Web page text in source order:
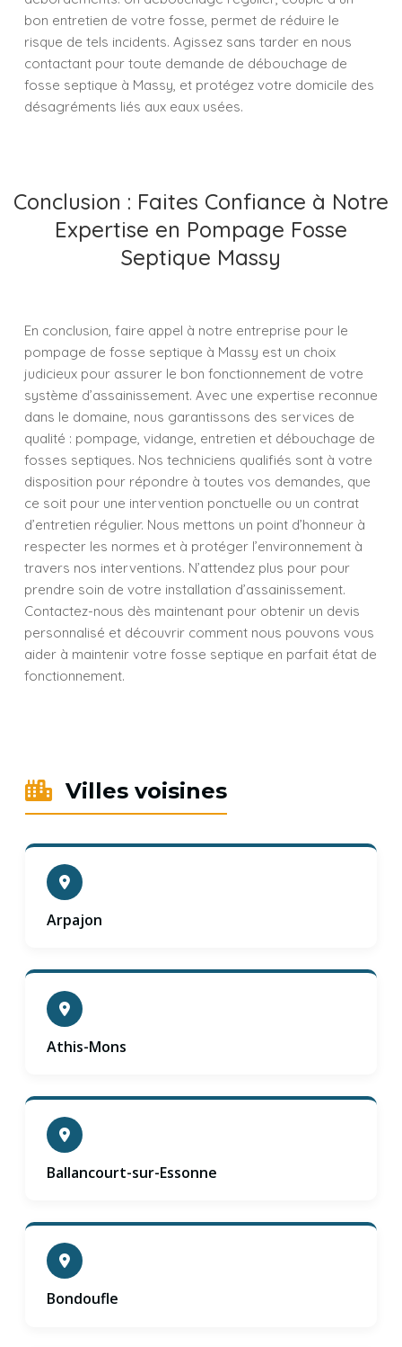
bon entretien de votre fosse, permet de réduire le
risque de tels incidents. Agissez sans tarder en nous
contactant pour toute demande de débouchage de
fosse septique à Massy, et protégez votre domicile des
désagréments liés aux eaux usées.
Conclusion : Faites Confiance à Notre
Expertise en Pompage Fosse
Septique Massy
En conclusion, faire appel à notre entreprise pour le
pompage de fosse septique à Massy est un choix
judicieux pour assurer le bon fonctionnement de votre
système d’assainissement. Avec une expertise reconnue
dans le domaine, nous garantissons des services de
qualité : pompage, vidange, entretien et débouchage de
fosses septiques. Nos techniciens qualifiés sont à votre
disposition pour répondre à toutes vos demandes, que
ce soit pour une intervention ponctuelle ou un contrat
d’entretien régulier. Nous mettons un point d’honneur à
respecter les normes et à protéger l’environnement à
travers nos interventions. N’attendez plus pour pour
prendre soin de votre installation d’assainissement.
Contactez-nous dès maintenant pour obtenir un devis
personnalisé et découvrir comment nous pouvons vous
aider à maintenir votre fosse septique en parfait état de
fonctionnement.
Villes voisines
Arpajon
Athis-Mons
Ballancourt-sur-Essonne
Bondoufle